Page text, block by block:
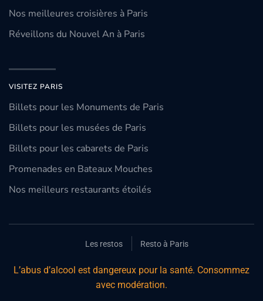
Nos meilleures croisières à Paris
Réveillons du Nouvel An à Paris
VISITEZ PARIS
Billets pour les Monuments de Paris
Billets pour les musées de Paris
Billets pour les cabarets de Paris
Promenades en Bateaux Mouches
Nos meilleurs restaurants étoilés
Les restos Resto à Paris
L’abus d’alcool est dangereux pour la santé. Consommez
avec modération.